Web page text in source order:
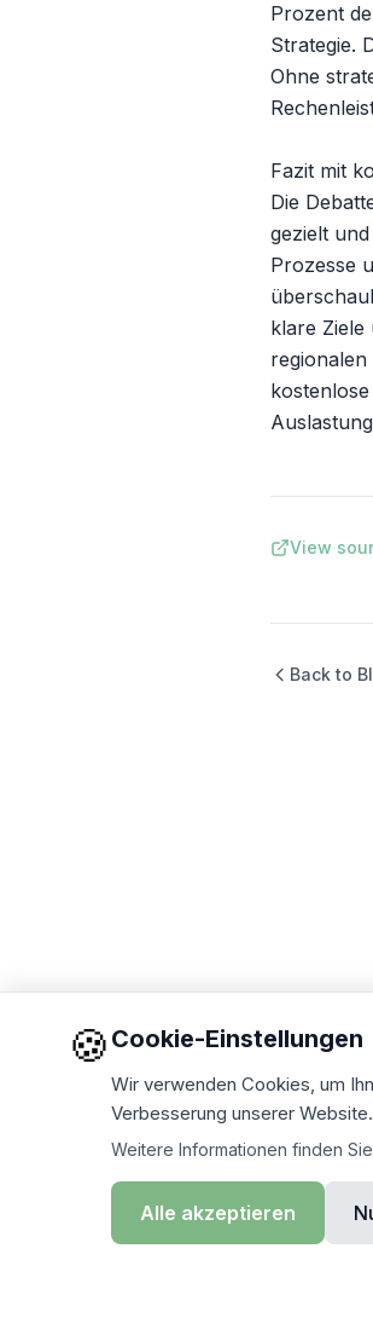
Prozent
Strategie.
Ohne
Fazit mit
Die
gezielt
Prozesse
klare Ziele
View
Back to
🍪 Cookie-Einstellungen
Wir verwenden Cookies, um
Verbesserung unserer
Weitere Informationen finden
Alle akzeptieren